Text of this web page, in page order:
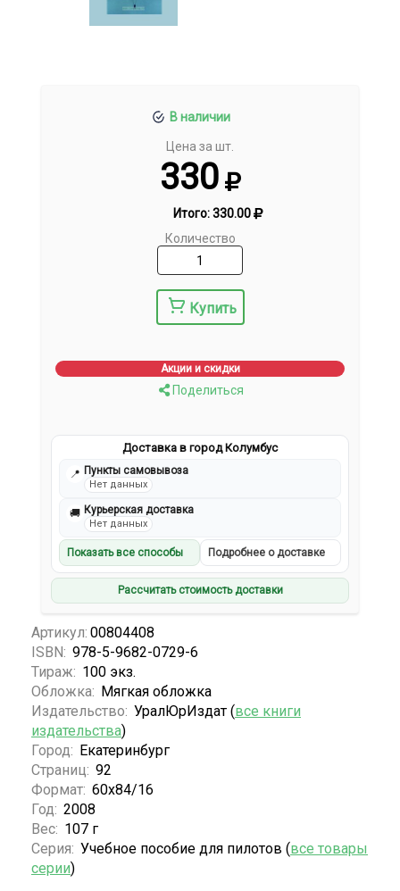
В наличии
Цена за шт.
330
Итого:330.00
Количество
Купить
Акции и скидки
Поделиться
Доставка в город Колумбус
📍 Пункты самовывоза
Нет данных
🚚 Курьерская доставка
Нет данных
Показать все способы Подробнее о доставке
Рассчитать стоимость доставки
Артикул: 00804408
ISBN: 978-5-9682-0729-6
Тираж: 100 экз.
Обложка: Мягкая обложка
Издательство: УралЮрИздат (все книги
издательства)
Город: Екатеринбург
Страниц: 92
Формат: 60x84/16
Год: 2008
Вес: 107 г
Серия: Учебное пособие для пилотов (все товары
серии)